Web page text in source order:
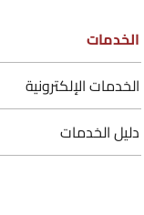
الخدمات
الخدمات الإلكترونية
دليل الخدمات